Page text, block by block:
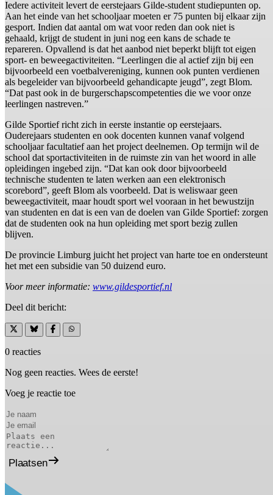
Iedere activiteit levert de eerstejaars Gilde-student studiepunten op.
Aan het einde van het schooljaar moeten er 75 punten bij elkaar zijn
gesport. Indien dat aantal om wat voor reden dan ook niet is
gehaald, krijgt de student in juni nog een kans de schade te
repareren. Opvallend is dat het aanbod niet beperkt blijft tot eigen
sport- en beweegactiviteiten. “Leerlingen die al actief zijn bij een
bijvoorbeeld een voetbalvereniging, kunnen ook punten verdienen
als begeleider van bijvoorbeeld gehandicapte jeugd”, zegt Blom.
“Dat past ook in de burgerschapscompetenties die we voor onze
leerlingen nastreven.”
Gilde Sportief richt zich in eerste instantie op eerstejaars.
Ouderejaars studenten en ook docenten kunnen vanaf volgend
schooljaar facultatief aan het project deelnemen. Op termijn wil de
school dat sportactiviteiten in de ruimste zin van het woord in alle
opleidingen ingebed zijn. “Dat kan ook door bijvoorbeeld
technische studenten te laten werken aan een elektronisch
scorebord”, geeft Blom als voorbeeld. Dat is weliswaar geen
beweegactiviteit, maar houdt sport wel vooraan in het bewustzijn
van studenten en dat is een van de doelen van Gilde Sportief: zorgen
dat de studenten ook na hun opleiding met sport bezig zullen
blijven.
De provincie Limburg juicht het project van harte toe en ondersteunt
het met een subsidie van 50 duizend euro.
Voor meer informatie: www.gildesportief.nl
Deel dit bericht:
0 reacties
Nog geen reacties. Wees de eerste!
Voeg je reactie toe
Plaatsen